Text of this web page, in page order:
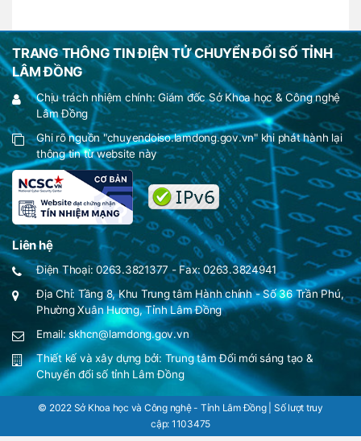
TRANG THÔNG TIN ĐIỆN TỬ CHUYỂN ĐỔI SỐ TỈNH
LÂM ĐỒNG
Chịu trách nhiệm chính: Giám đốc Sở Khoa học & Công nghệ
Lâm Đồng
Ghi rõ nguồn "chuyendoiso.lamdong.gov.vn" khi phát hành lại
thông tin từ website này
Liên hệ
Điện Thoại: 0263.3821377 - Fax: 0263.3824941
Địa Chỉ: Tầng 8, Khu Trung tâm Hành chính - Số 36 Trần Phú,
Phường Xuân Hương, Tỉnh Lâm Đồng
Email: skhcn@lamdong.gov.vn
Thiết kế và xây dựng bởi: Trung tâm Đổi mới sáng tạo &
Chuyển đổi số tỉnh Lâm Đồng
© 2022 Sở Khoa học và Công nghệ - Tỉnh Lâm Đồng | Số lượt truy
cập: 1103475